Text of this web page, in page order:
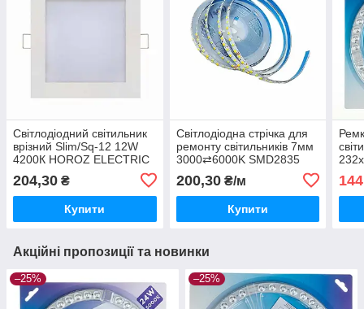
Світлодіодний світильник
врізний Slim/Sq-12 12W
4200К HOROZ ELECTRIC
204,30 ₴
Купити
Світлодіодна стрічка для
ремонту світильників 7мм
3000⇄6000K SMD2835
120led/m 12W 260-300mA
IP20
200,30₴/м
Купити
Акційні пропозиції та новинки
–25% –25%